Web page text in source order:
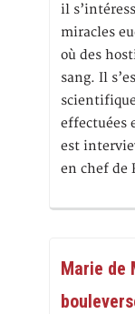
il
miracles
où des
sang. Il
effectuées
est
en chef de
Marie de